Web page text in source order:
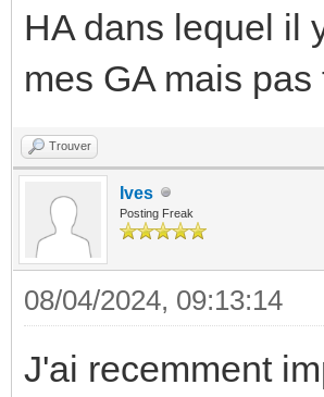
HA dans lequel il
mes GA mais
Trouver
Ives
Posting Freak
08/04/2024, 09:13:14
J'ai recemment